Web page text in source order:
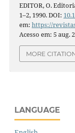
EDITOR, O.
1–2, 1990. DOI:
em: https://
Acesso em: 5 aug.
MORE
LANGUAGE